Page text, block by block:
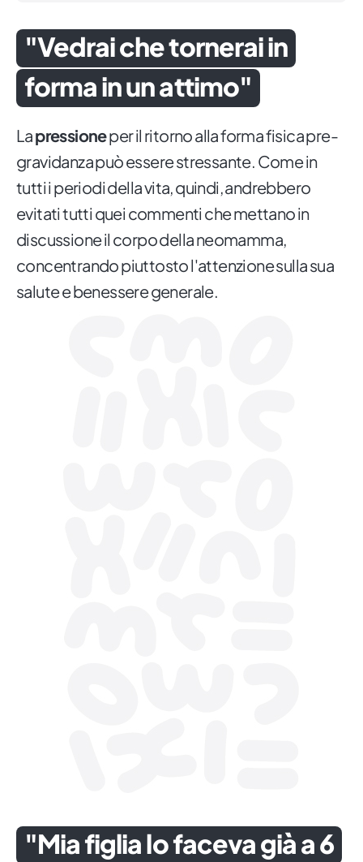
"Vedrai che tornerai in
forma in un attimo"
Lapressioneper il ritorno alla forma fisica pre-
gravidanza può essere stressante. Come in
tutti i periodi della vita, quindi, andrebbero
evitati tutti quei commenti che mettano in
discussione il corpo della neomamma,
concentrando piuttosto l'attenzione sulla sua
salute e benessere generale.
"Mia figlia lo faceva già a 6